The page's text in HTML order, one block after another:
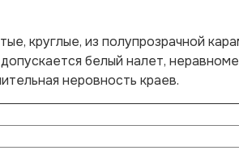
круглые, из полупрозрачной
белый налет,
неровность краев.